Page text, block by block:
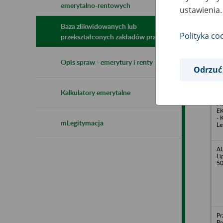
emerytalno-rentowych
Baza zlikwidowanych lub
przekształconych zakładów pracy
Opis spraw - emerytury i renty
Kalkulatory emerytalne
mLegitymacja
-
Polityka